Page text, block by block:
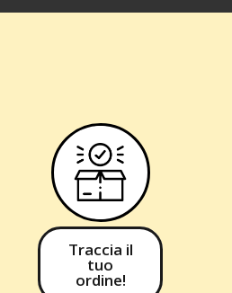
Traccia il
tuo
ordine!